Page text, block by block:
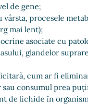
de gene;
vârsta, procesele
mai lent);
asociate cu
glandelor
cum ar fi
consumul prea
de lichide în